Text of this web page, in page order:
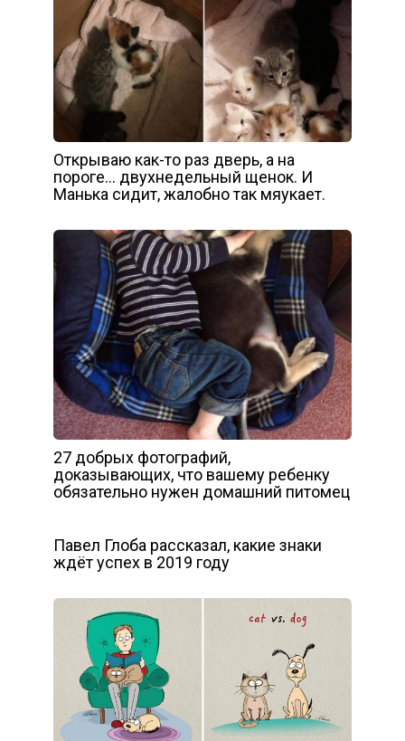
Открываю как-то раз дверь, а на
пороге… двухнедельный щенок. И
Манька сидит, жалобно так мяукает.
27 добрых фотографий,
доказывающих, что вашему ребенку
обязательно нужен домашний питомец
Павел Глоба рассказал, какие знаки
ждёт успех в 2019 году